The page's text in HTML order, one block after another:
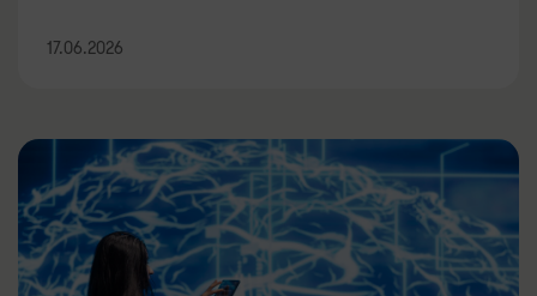
17.06.2026